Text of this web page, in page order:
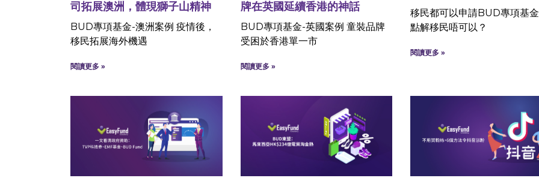
司拓展澳洲，體現獅子山精神
BUD專項基金-澳洲案例 疫情後，
移民拓展海外機遇
閱讀更多 »
牌在英國延續香港的神話
BUD專項基金-英國案例 童裝品牌
受困於香港單一市
閱讀更多 »
移民都可以申請BUD專項基金
點解移民唔可以？
閱讀更多 »